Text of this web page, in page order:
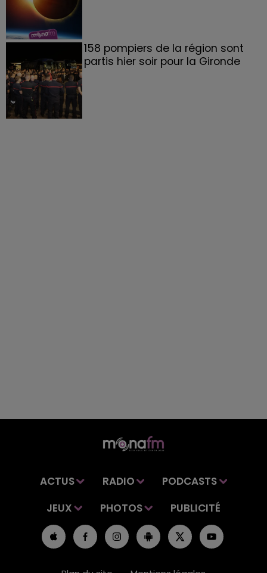
158 pompiers de la région sont
partis hier soir pour la Gironde
ACTUS RADIO
PODCASTS
JEUX
PHOTOS PUBLICITÉ